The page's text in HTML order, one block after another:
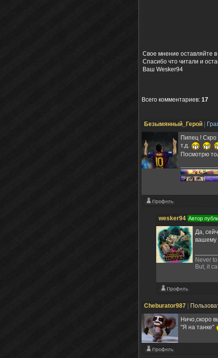
Свое мнение оставляйте
Спасибо что читали и
Ваш Wesker94
Всего комментариев: 17
Безымянный_Герой
Пипец !
т.д.
Посмотрю
wesker94 Автор
Да,
Never
But, it
Cheburator987
Ничо,скоро
"Я на танке"